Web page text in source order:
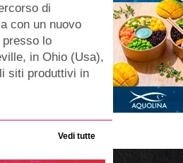
di
con un nuovo
presso lo
in Ohio (Usa),
siti produttivi in
Vedi tutte